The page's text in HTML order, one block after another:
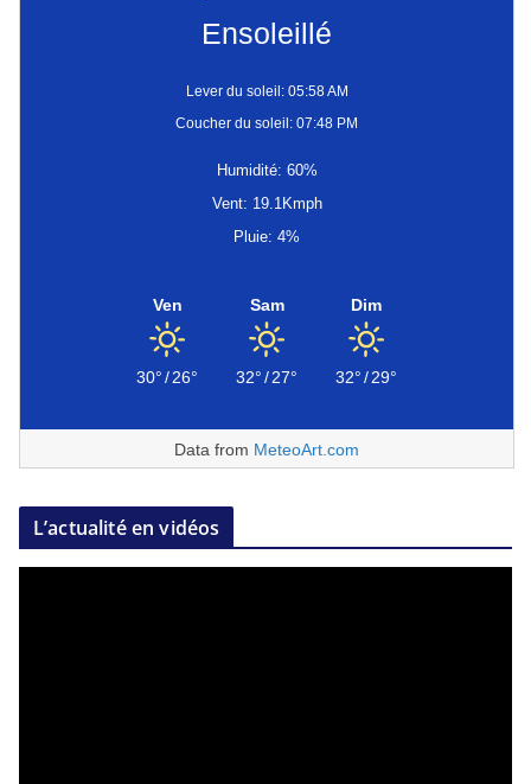
Ensoleillé
Lever du soleil: 05:58 AM
Coucher du soleil: 07:48 PM
Humidité: 60%
Vent: 19.1Kmph
Pluie: 4%
Ven
30°/26°
Sam
32°/27°
Dim
32°/29°
Data from MeteoArt.com
L’actualité en vidéos